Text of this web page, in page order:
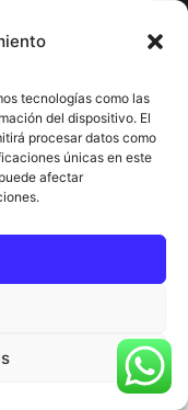
tecnologías como las
del dispositivo. El
procesar datos como
únicas en este
afectar